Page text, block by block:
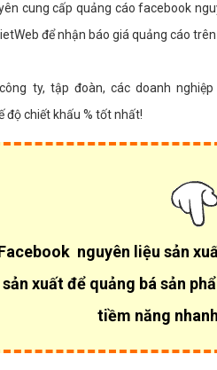
cung cấp quảng cáo facebook
để nhận báo giá quảng cáo
ty, tập đoàn, các doanh
độ chiết khấu % tốt nhất!
nguyên liệu sản
xuất để quảng bá sản
tiềm năng